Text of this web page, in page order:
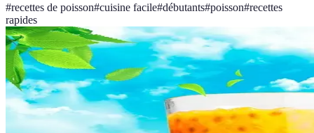
#recettes de poisson#cuisine facile#débutants#poisson#recettes
rapides